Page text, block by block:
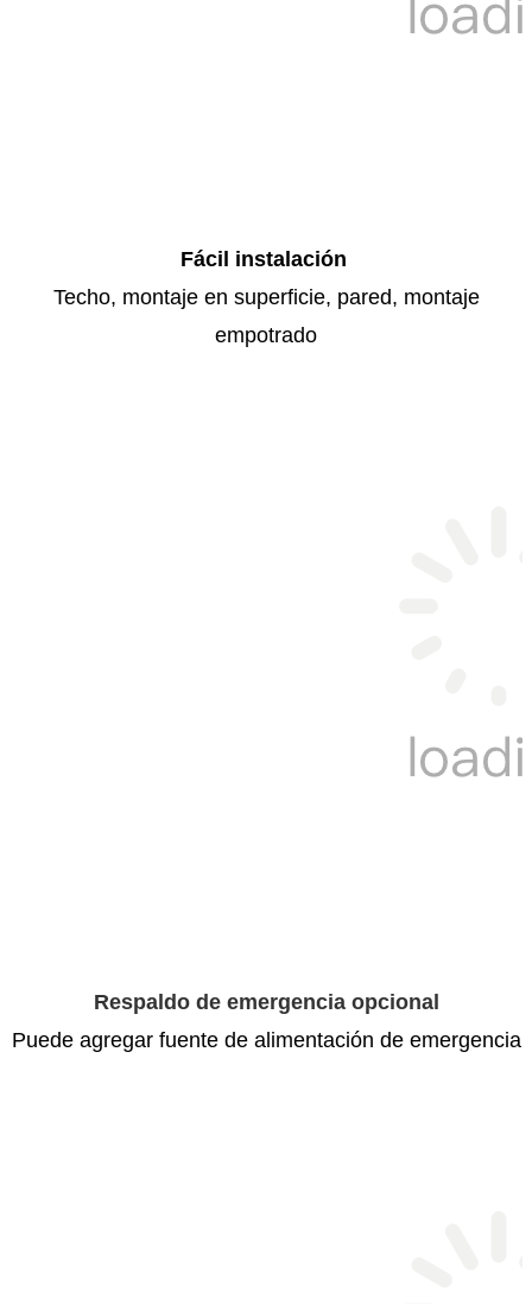
Fácil instalación
Techo, montaje en superficie, pared, montaje
empotrado
Respaldo de emergencia opcional
Puede agregar fuente de alimentación de emergencia